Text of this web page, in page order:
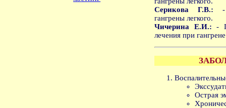
Серикова Г.В.: -
гангрены легкого.
Чичерина Е.И.: -
лечения при
Острая